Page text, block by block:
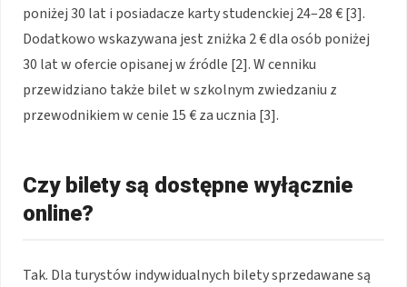
poniżej 30 lat i posiadacze karty studenckiej 24–28 € [3].
Dodatkowo wskazywana jest zniżka 2 € dla osób poniżej
30 lat w ofercie opisanej w źródle [2]. W cenniku
przewidziano także bilet w szkolnym zwiedzaniu z
przewodnikiem w cenie 15 € za ucznia [3].
Czy bilety są dostępne wyłącznie
online?
Tak. Dla turystów indywidualnych bilety sprzedawane są